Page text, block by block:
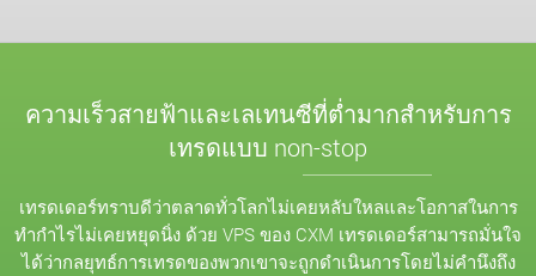
ความเร็วสายฟ้าและเลเทนซีที่ต่ำมากสำหรับการ
เทรดแบบ non-stop
เทรดเดอร์ทราบดีว่าตลาดทั่วโลกไม่เคยหลับใหลและโอกาสในการ
ทำกำไรไม่เคยหยุดนิ่ง ด้วย VPS ของ CXM เทรดเดอร์สามารถมั่นใจ
ได้ว่ากลยุทธ์การเทรดของพวกเขาจะถูกดำเนินการโดยไม่คำนึงถึง